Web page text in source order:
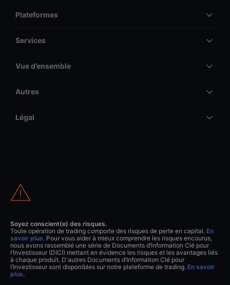
Plateformes
Services
Vue d’ensemble
Autres
Légal
Soyez conscient(e) des risques.
Toute opération de trading comporte des risques de perte en capital. En
savoir plus. Pour vous aider à mieux comprendre les risques encourus,
nous avons rassemblé une série de Documents d’Information Clé pour
l’Investisseur (DICI) mettant en évidence les risques et les avantages liés
à chaque produit. D'autres Documents d’Information Clé pour
l’Investisseur sont disponibles sur notre plateforme de trading. En savoir
plus.